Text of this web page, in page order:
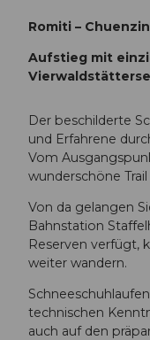
Romiti –
Aufstieg mit
Der beschilderte
und Erfahrene
Vom
wunderschöne
Von da gelangen
Bahnstation
Reserven verfügt,
weiter wandern.
technischen
auch auf den